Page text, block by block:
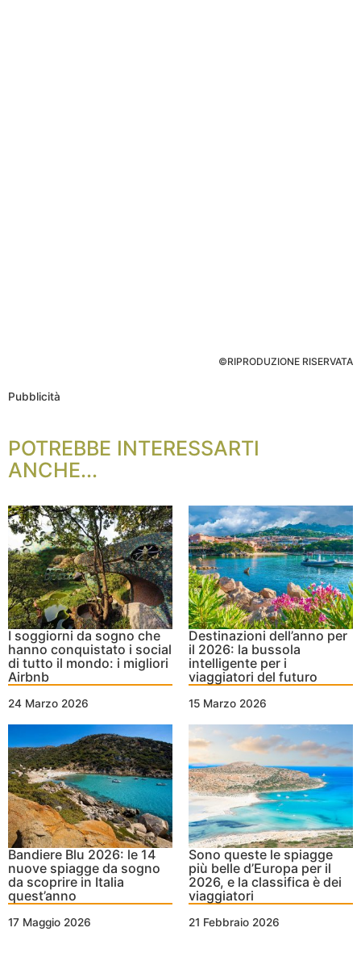
©RIPRODUZIONE RISERVATA
Pubblicità
POTREBBE INTERESSARTI
ANCHE...
I soggiorni da sogno che
hanno conquistato i social
di tutto il mondo: i migliori
Airbnb
24 Marzo 2026
Destinazioni dell’anno per
il 2026: la bussola
intelligente per i
viaggiatori del futuro
15 Marzo 2026
Bandiere Blu 2026: le 14
nuove spiagge da sogno
da scoprire in Italia
quest’anno
17 Maggio 2026
Sono queste le spiagge
più belle d’Europa per il
2026, e la classifica è dei
viaggiatori
21 Febbraio 2026